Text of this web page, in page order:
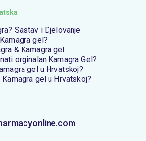
Sastav i Djelovanje
gel?
& Kamagra gel
orginalan Kamagra Gel?
gel u Hrvatskoj?
Kamagra gel u Hrvatskoj?